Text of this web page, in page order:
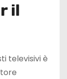
il
televisivi è